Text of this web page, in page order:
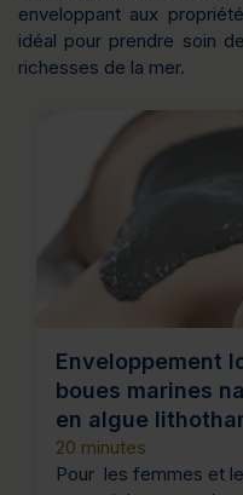
enveloppant aux
idéal pour prendre soin
richesses de la mer.
Enveloppement
boues marines
en algue
20 minutes
Pour les femmes et